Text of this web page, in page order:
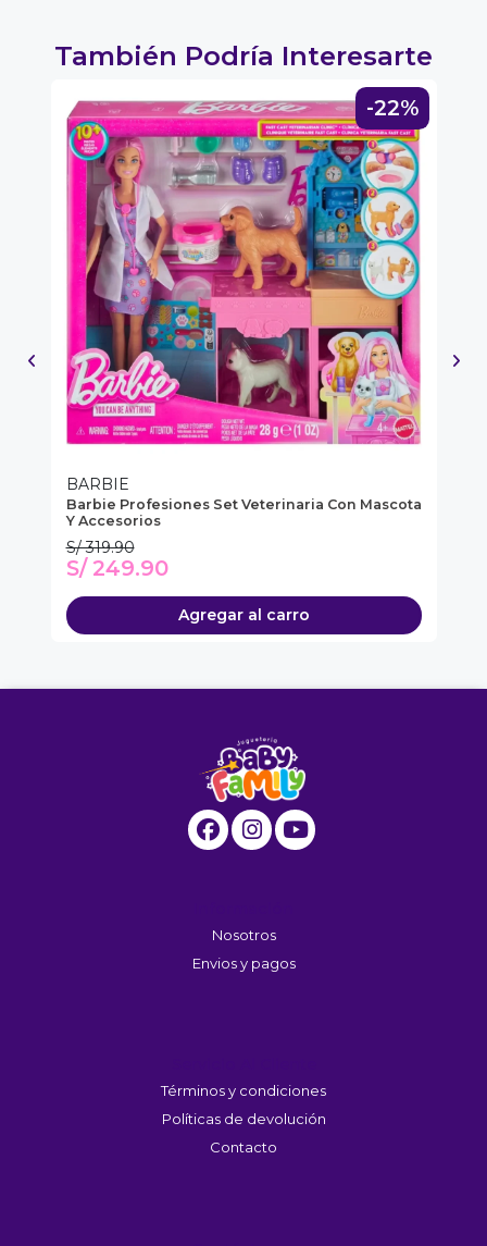
JUGAR
También Podría Interesarte
-22%
BARBIE
Barbie Profesiones Set Veterinaria Con Mascota
Y Accesorios
S/ 319.90
S/ 249.90
Agregar al carro
Nosotros
Envios y pagos
Términos y condiciones
Políticas de devolución
Contacto